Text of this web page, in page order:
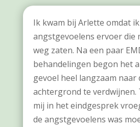
Ik kwam bij Arlette omdat ik
angstgevoelens ervoer die
weg zaten. Na een paar
behandelingen begon het
gevoel heel langzaam naar
achtergrond te verdwijnen.
mij in het eindgesprek
de angstgevoelens was